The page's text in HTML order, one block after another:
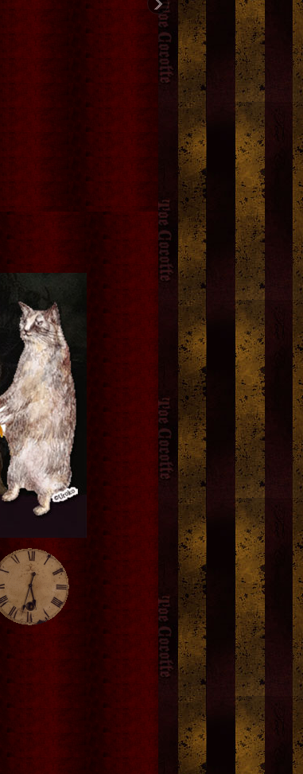
cat’s cradle 丸型レザーコイン
ケース [Blood B.
1,800円(税込)
伽椰子作 「桜子」オブ
[Ｄｅａｔｈ’ｓ－ｈｅａ
ａｗｋｍｏｔｈ ]
12,000円
(税込)